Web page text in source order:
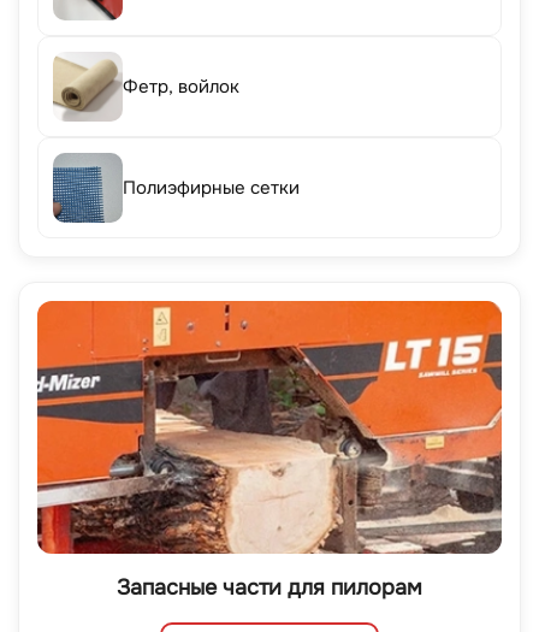
Фетр, войлок
Полиэфирные сетки
Запасные части для пилорам